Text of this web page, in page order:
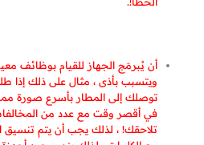
أن يُبرمَج الجهاز للقيام بوظائف
ويتسبب بأذى ، مثال على ذلك إذا
توصلك إلى المطار بأسرع صورة
في أقصر وقت مع عدد من
تلاحقك! ، لذلك يجب أن يتم تنسيق